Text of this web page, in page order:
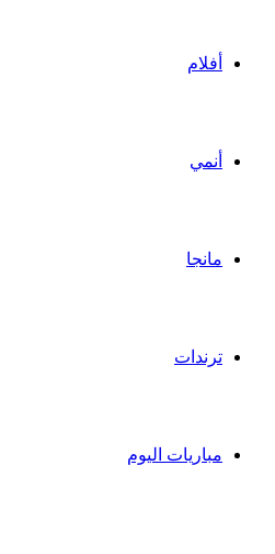
أفلام
أنمي
مانجا
ترندات
مباريات اليوم